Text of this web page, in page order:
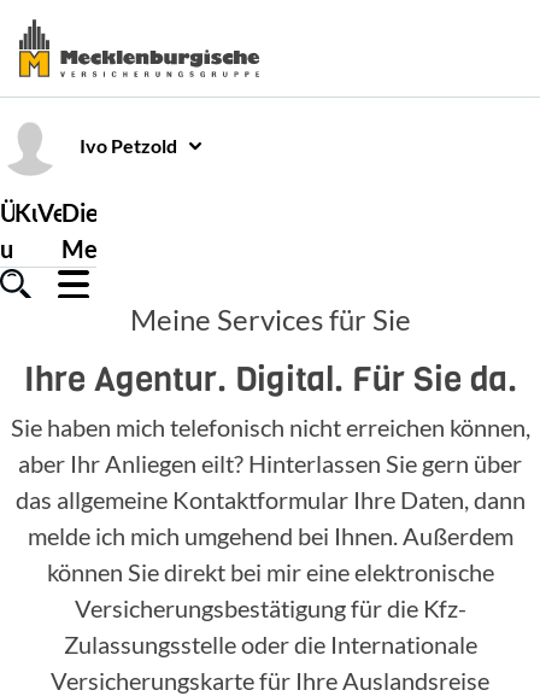
Ivo Petzold
Über
uns
Kundenservice
Versicherungen
Die
Mecklenburgische
Meine Services für Sie
Ihre Agentur. Digital. Für Sie da.
Sie haben mich telefonisch nicht erreichen können,
aber Ihr Anliegen eilt? Hinterlassen Sie gern über
das allgemeine Kontaktformular Ihre Daten, dann
melde ich mich umgehend bei Ihnen. Außerdem
können Sie direkt bei mir eine elektronische
Versicherungsbestätigung für die Kfz-
Zulassungsstelle oder die Internationale
Versicherungskarte für Ihre Auslandsreise